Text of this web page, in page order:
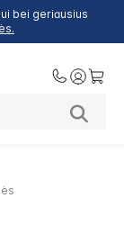
bei geriausius